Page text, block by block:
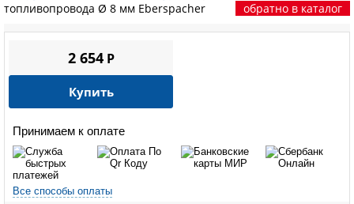
топливопровода Ø 8 мм Eberspacher
обратно в каталог
Принимаем к оплате
Все способы оплаты
2 654P
Купить